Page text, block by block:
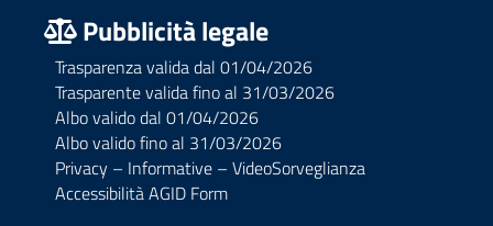
Pubblicità legale
Trasparenza valida dal 01/04/2026
Trasparente valida fino al 31/03/2026
Albo valido dal 01/04/2026
Albo valido fino al 31/03/2026
Privacy – Informative – VideoSorveglianza
Accessibilità AGID Form